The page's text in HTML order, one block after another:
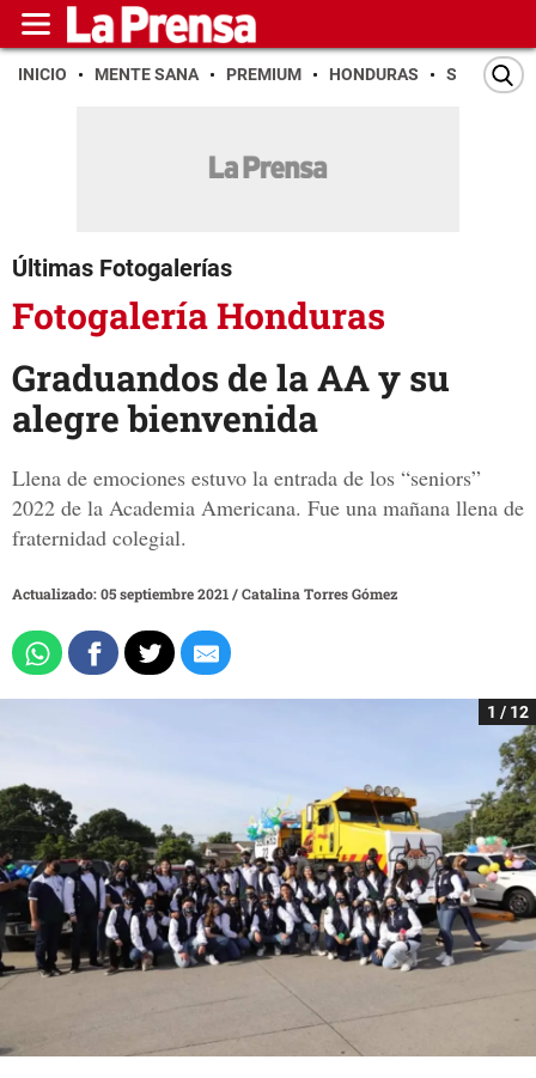
INICIO MENTE SANA PREMIUM HONDURAS SAN PEDRO
Últimas Fotogalerías
Fotogalería Honduras
Graduandos de la AA y su
alegre bienvenida
Llena de emociones estuvo la entrada de los “seniors”
2022 de la Academia Americana. Fue una mañana llena de
fraternidad colegial.
Actualizado: 05 septiembre 2021 /Catalina Torres Gómez
1 / 12